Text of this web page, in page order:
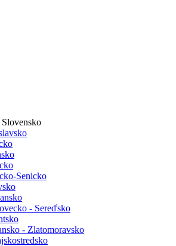
Slovensko
Senicko
- Sereďsko
- Zlatomoravsko